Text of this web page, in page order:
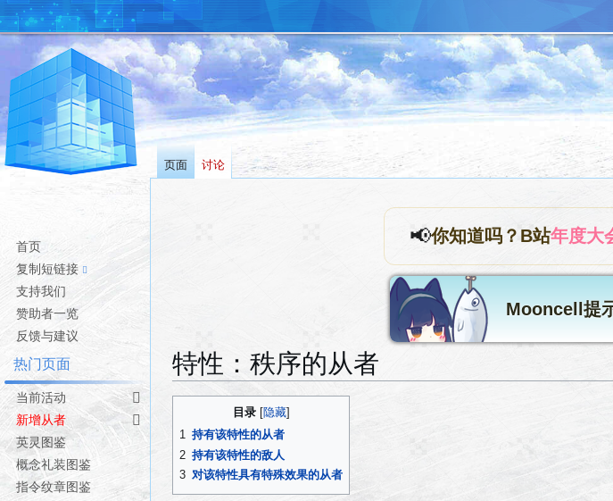
📢你知道吗？B站年度大
Mooncell提
特性：秩序的从者
导
航
搜
索
目录
1 持有该特性的从者
2 持有该特性的敌人
3 对该特性具有特殊效果的从者
页面 讨论
首页
复制短链接
支持我们
赞助者一览
反馈与建议
热门页面
当前活动
新增从者
英灵图鉴
概念礼装图鉴
指令纹章图鉴